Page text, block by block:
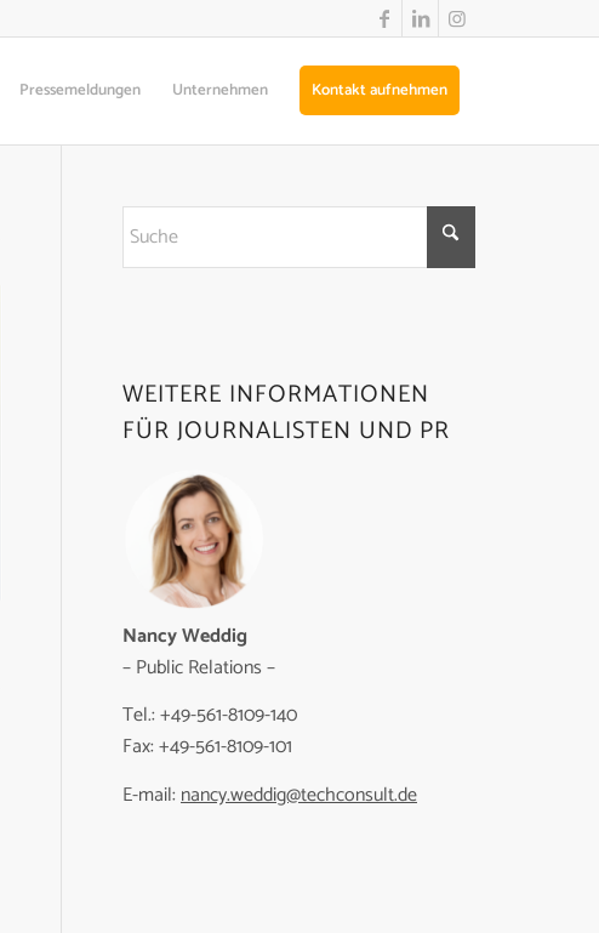
Pressemeldungen Unternehmen Kontakt aufnehmen
WEITERE INFORMATIONEN
FÜR JOURNALISTEN UND PR
Nancy Weddig
– Public Relations –
Tel.: +49-561-8109-140
Fax: +49-561-8109-101
E-mail:nancy.weddig@techconsult.de